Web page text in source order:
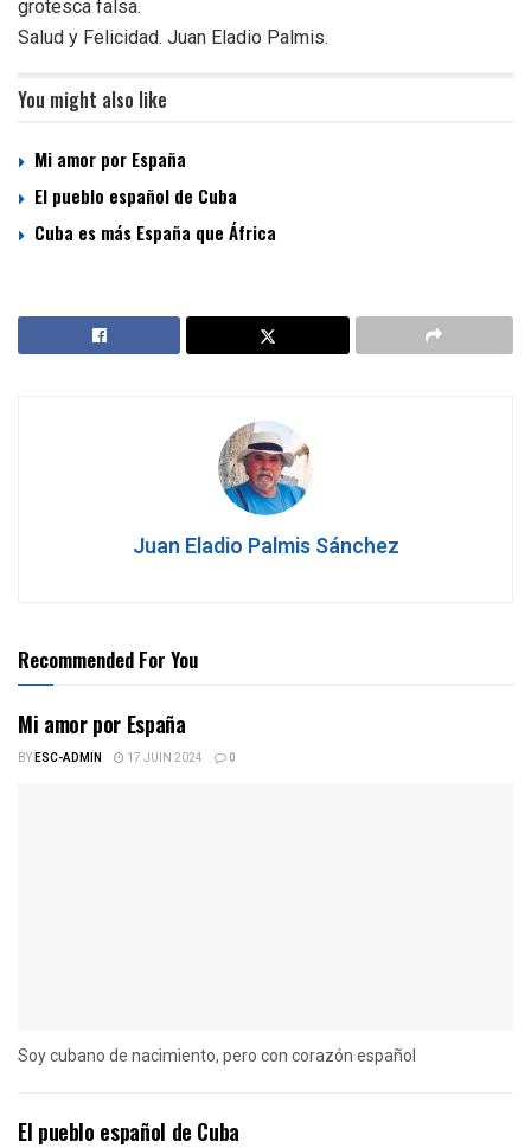
grotesca falsa.
Salud y Felicidad. Juan Eladio Palmis.
You might also like
Mi amor por España
El pueblo español de Cuba
Cuba es más España que África
Juan Eladio Palmis Sánchez
Recommended For You
Mi amor por España
BYESC-ADMIN 17 JUIN 2024 0
Soy cubano de nacimiento, pero con corazón español
El pueblo español de Cuba